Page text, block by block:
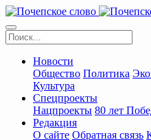
Новости
Общество Политика
Культура
Спецпроекты
Нацпроекты 80 лет
Редакция
О сайте Обратная связь